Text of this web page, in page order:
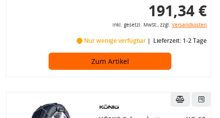
191,34 €
inkl. gesetzl. MwSt., zzgl. Versandkosten
Nur wenige verfügbar Lieferzeit: 1-2 Tage
Zum Artikel